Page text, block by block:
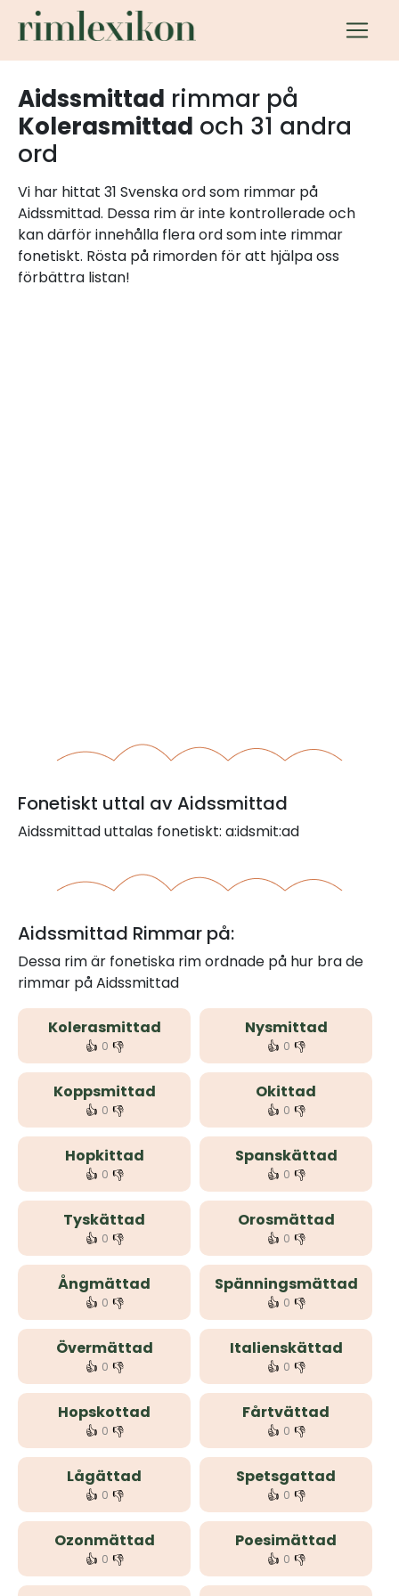
Aidssmittad rimmar på
Kolerasmittad och 31 andra
ord
Vi har hittat 31 Svenska ord som rimmar på
Aidssmittad. Dessa rim är inte kontrollerade och
kan därför innehålla flera ord som inte rimmar
fonetiskt. Rösta på rimorden för att hjälpa oss
förbättra listan!
Fonetiskt uttal av Aidssmittad
Aidssmittad uttalas fonetiskt: a:idsmit:ad
Aidssmittad Rimmar på:
Dessa rim är fonetiska rim ordnade på hur bra de
rimmar på Aidssmittad
Kolerasmittad
👍 0 👎
Nysmittad
👍 0 👎
Koppsmittad
👍 0 👎
Okittad
👍 0 👎
Hopkittad
👍 0 👎
Spanskättad
👍 0 👎
Tyskättad
👍 0 👎
Orosmättad
👍 0 👎
Ångmättad
👍 0 👎
Spänningsmättad
👍 0 👎
Övermättad
👍 0 👎
Italienskättad
👍 0 👎
Hopskottad
👍 0 👎
Fårtvättad
👍 0 👎
Lågättad
👍 0 👎
Spetsgattad
👍 0 👎
Ozonmättad
👍 0 👎
Poesimättad
👍 0 👎